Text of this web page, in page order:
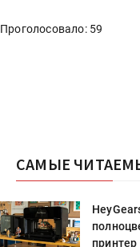
Проголосовало: 59
САМЫЕ
принтер